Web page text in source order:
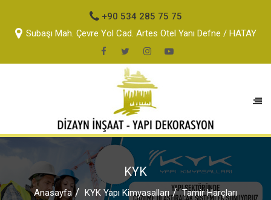
+90 534 285 75 75
Subaşı Mah. Çevre Yol Cad. Artes Otel Yanı Defne / HATAY
KYK
Anasayfa KYK Yapı Kimyasalları Tamir Harçları